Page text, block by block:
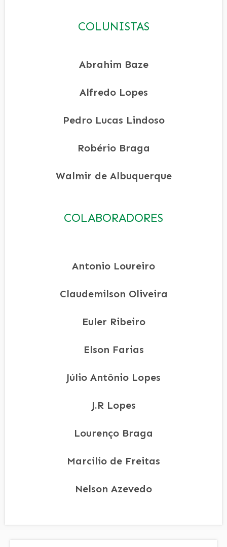
COLUNISTAS
Abrahim Baze
Alfredo Lopes
Pedro Lucas Lindoso
Robério Braga
Walmir de Albuquerque
COLABORADORES
Antonio Loureiro
Claudemilson Oliveira
Euler Ribeiro
Elson Farias
Júlio Antônio Lopes
J.R Lopes
Lourenço Braga
Marcilio de Freitas
Nelson Azevedo